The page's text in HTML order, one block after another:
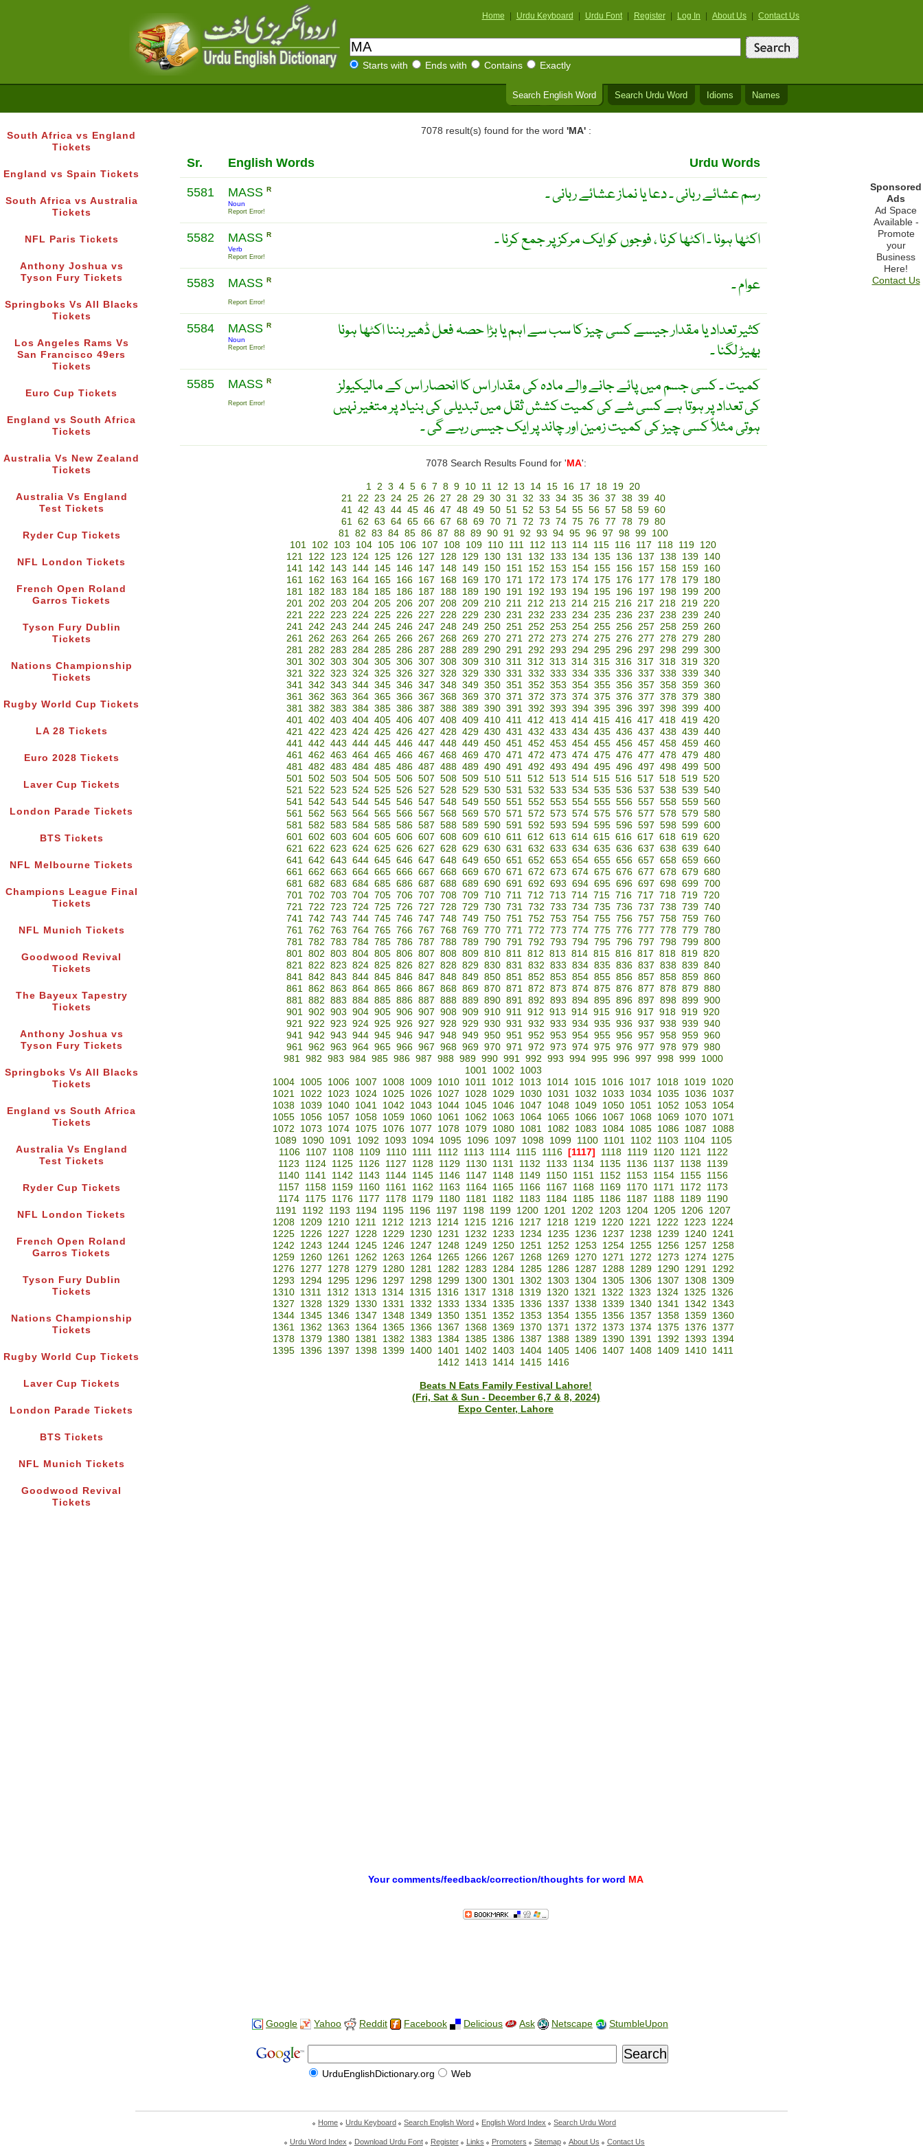
Home Urdu Keyboard Urdu Font Register Log In About Us Contact Us
Starts with Ends with Contains Exactly
Search English Word Search Urdu Word Idioms Names
South Africa vs England
Tickets
England vs Spain Tickets
South Africa vs Australia
Tickets
NFL Paris Tickets
Anthony Joshua vs
Tyson Fury Tickets
Springboks Vs All Blacks
Tickets
Los Angeles Rams Vs
San Francisco 49ers
Tickets
Euro Cup Tickets
England vs South Africa
Tickets
Australia Vs New Zealand
Tickets
Australia Vs England
Test Tickets
Ryder Cup Tickets
NFL London Tickets
French Open Roland
Garros Tickets
Tyson Fury Dublin
Tickets
Nations Championship
Tickets
Rugby World Cup Tickets
LA 28 Tickets
Euro 2028 Tickets
Laver Cup Tickets
London Parade Tickets
BTS Tickets
NFL Melbourne Tickets
Champions League Final
Tickets
NFL Munich Tickets
Goodwood Revival
Tickets
The Bayeux Tapestry
Tickets
Anthony Joshua vs
Tyson Fury Tickets
Springboks Vs All Blacks
Tickets
England vs South Africa
Tickets
Australia Vs England
Test Tickets
Ryder Cup Tickets
NFL London Tickets
French Open Roland
Garros Tickets
Tyson Fury Dublin
Tickets
Nations Championship
Tickets
Rugby World Cup Tickets
Laver Cup Tickets
London Parade Tickets
BTS Tickets
NFL Munich Tickets
Goodwood Revival
Tickets
7078 result(s) found for the word 'MA':
Sr. English Words Urdu Words
5581 MASS R
Noun
Report Error!
رسم عشائے ربانی ۔ دعا یا نماز عشائے ربانی ۔
5582 MASS R
Verb
Report Error!
اکٹھا ہونا ۔ اکٹھا کرنا ، فوجوں کو ایک مرکز پر جمع کرنا ۔
5583 MASS R
Report Error!
عوام ۔
5584 MASS R
Noun
Report Error!
کثیر تعداد یا مقدار جیسے کسی چیز کا سب سے اہم یا بڑا حصہ فعل ڈھیر بننا اکٹھا ہونا
بھیڑ لگنا ۔
5585 MASS R
Report Error!
کمیت ۔ کسی جسم میں پائے جانے والے مادہ کی مقدار اس کا انحصار اس کے مالیکیولز
کی تعداد پر ہوتا ہے کسی شے کی کمیت کشش ثقل میں تبدیلی کی بنیاد پر متغیر نہیں
ہوتی مثلاً کسی چیز کی کمیت زمین اور چاند پر ایک جیسی رہے گی ۔
7078 Search Results Found for ' MA':
1 2 3 4 5 6 7 8 9 10 11 12 13 14 15 16 17 18 19 20
21 22 23 24 25 26 27 28 29 30 31 32 33 34 35 36 37 38 39 40
41 42 43 44 45 46 47 48 49 50 51 52 53 54 55 56 57 58 59 60
61 62 63 64 65 66 67 68 69 70 71 72 73 74 75 76 77 78 79 80
81 82 83 84 85 86 87 88 89 90 91 92 93 94 95 96 97 98 99
100
101 102 103 104 105 106 107 108 109 110 111 112 113 114 115 116 117 118 119 120
121
122 123 124 125 126 127 128 129 130 131 132 133 134 135 136 137 138 139
140
141
142 143 144 145 146 147 148 149 150 151 152 153 154 155 156 157 158 159
160
161
162 163 164 165 166 167 168 169 170 171 172 173 174 175 176 177 178 179
180
181
182 183 184 185 186 187 188 189 190 191 192 193 194 195 196 197 198 199 200
201 202 203 204 205 206 207 208 209 210 211 212 213 214 215 216 217 218 219 220
221 222 223 224 225 226 227 228 229 230 231 232 233 234 235 236 237 238 239 240
241 242 243 244 245 246 247 248 249 250 251 252 253 254 255 256 257 258 259 260
261 262 263 264 265 266 267 268 269 270 271 272 273 274 275 276 277 278 279 280
281 282 283 284 285 286 287 288 289 290 291 292 293 294 295 296 297 298 299 300
301 302 303 304 305 306 307 308 309 310 311 312 313 314 315 316 317 318 319 320
321 322 323 324 325 326 327 328 329 330 331 332 333 334 335 336 337 338 339 340
341 342 343 344 345 346 347 348 349 350 351 352 353 354 355 356 357 358 359 360
361 362 363 364 365 366 367 368 369 370 371 372 373 374 375 376 377 378 379 380
381 382 383 384 385 386 387 388 389 390 391 392 393 394 395 396 397 398 399 400
401 402 403 404 405 406 407 408 409 410 411 412 413 414 415 416 417 418 419 420
421 422 423 424 425 426 427 428 429 430 431 432 433 434 435 436 437 438 439 440
441 442 443 444 445 446 447 448 449 450 451 452 453 454 455 456 457 458 459 460
461 462 463 464 465 466 467 468 469 470 471 472 473 474 475 476 477 478 479 480
481 482 483 484 485 486 487 488 489 490 491 492 493 494 495 496 497 498 499 500
501 502 503 504 505 506 507 508 509 510 511 512 513 514 515 516 517 518 519 520
521 522 523 524 525 526 527 528 529 530 531 532 533 534 535 536 537 538 539 540
541 542 543 544 545 546 547 548 549 550 551 552 553 554 555 556 557 558 559 560
561 562 563 564 565 566 567 568 569 570 571 572 573 574 575 576 577 578 579 580
581 582 583 584 585 586 587 588 589 590 591 592 593 594 595 596 597 598 599 600
601 602 603 604 605 606 607 608 609 610 611 612 613 614 615 616 617 618 619 620
621 622 623 624 625 626 627 628 629 630 631 632 633 634 635 636 637 638 639 640
641 642 643 644 645 646 647 648 649 650 651 652 653 654 655 656 657 658 659 660
661 662 663 664 665 666 667 668 669 670 671 672 673 674 675 676 677 678 679 680
681 682 683 684 685 686 687 688 689 690 691 692 693 694 695 696 697 698 699 700
701 702 703 704 705 706 707 708 709 710 711 712 713 714 715 716 717 718 719 720
721 722 723 724 725 726 727 728 729 730 731 732 733 734 735 736 737 738 739 740
741 742 743 744 745 746 747 748 749 750 751 752 753 754 755 756 757 758 759 760
761 762 763 764 765 766 767 768 769 770 771 772 773 774 775 776 777 778 779 780
781 782 783 784 785 786 787 788 789 790 791 792 793 794 795 796 797 798 799 800
801 802 803 804 805 806 807 808 809 810 811 812 813 814 815 816 817 818 819 820
821 822 823 824 825 826 827 828 829 830 831 832 833 834 835 836 837 838 839 840
841 842 843 844 845 846 847 848 849 850 851 852 853 854 855 856 857 858 859 860
861 862 863 864 865 866 867 868 869 870 871 872 873 874 875 876 877 878 879 880
881 882 883 884 885 886 887 888 889 890 891 892 893 894 895 896 897 898 899 900
901 902 903 904 905 906 907 908 909 910 911 912 913 914 915 916 917 918 919 920
921 922 923 924 925 926 927 928 929 930 931 932 933 934 935 936 937 938 939 940
941 942 943 944 945 946 947 948 949 950 951 952 953 954 955 956 957 958 959 960
961 962 963 964 965 966 967 968 969 970 971 972 973 974 975 976 977 978 979 980
981 982 983 984 985 986 987 988 989 990 991 992 993 994 995 996 997 998 999
1000
1001
1002
1003
1004 1005 1006 1007 1008 1009 1010 1011 1012 1013 1014 1015 1016 1017 1018 1019 1020
1021
1022 1023 1024 1025 1026 1027 1028 1029 1030 1031 1032 1033 1034 1035 1036
1037
1038
1039 1040 1041 1042 1043 1044 1045 1046 1047 1048 1049 1050 1051 1052 1053
1054
1055
1056 1057 1058 1059 1060 1061 1062 1063 1064 1065 1066 1067 1068 1069 1070
1071
1072
1073 1074 1075 1076 1077 1078 1079 1080 1081 1082 1083 1084 1085 1086 1087
1088
1089
1090 1091 1092 1093 1094 1095 1096 1097 1098 1099 1100 1101 1102 1103 1104
1105
1106
1107 1108 1109 1110 1111 1112 1113 1114 1115 1116 [1117] 1118 1119 1120 1121
1122
1123
1124 1125 1126 1127 1128 1129 1130 1131 1132 1133 1134 1135 1136 1137 1138 1139
1140 1141 1142 1143 1144 1145 1146 1147 1148 1149 1150 1151 1152 1153 1154 1155 1156
1157
1158 1159 1160 1161 1162 1163 1164 1165 1166 1167 1168 1169 1170 1171 1172
1173
1174 1175 1176 1177 1178 1179 1180 1181 1182 1183 1184 1185 1186 1187 1188 1189 1190
1191 1192 1193 1194 1195 1196 1197 1198 1199 1200 1201 1202 1203 1204 1205 1206 1207
1208 1209 1210 1211 1212 1213 1214 1215 1216 1217 1218 1219 1220 1221 1222 1223
1224
1225
1226 1227 1228 1229 1230 1231 1232 1233 1234 1235 1236 1237 1238 1239 1240
1241
1242
1243 1244 1245 1246 1247 1248 1249 1250 1251 1252 1253 1254 1255 1256 1257
1258
1259
1260 1261 1262 1263 1264 1265 1266 1267 1268 1269 1270 1271 1272 1273 1274
1275
1276
1277 1278 1279 1280 1281 1282 1283 1284 1285 1286 1287 1288 1289 1290 1291
1292
1293
1294 1295 1296 1297 1298 1299 1300 1301 1302 1303 1304 1305 1306 1307 1308
1309
1310 1311 1312 1313 1314 1315 1316 1317 1318 1319 1320 1321 1322 1323 1324 1325 1326
1327
1328 1329 1330 1331 1332 1333 1334 1335 1336 1337 1338 1339 1340 1341 1342
1343
1344
1345 1346 1347 1348 1349 1350 1351 1352 1353 1354 1355 1356 1357 1358 1359
1360
1361
1362 1363 1364 1365 1366 1367 1368 1369 1370 1371 1372 1373 1374 1375 1376
1377
1378
1379 1380 1381 1382 1383 1384 1385 1386 1387 1388 1389 1390 1391 1392 1393
1394
1395 1396 1397 1398 1399 1400 1401 1402 1403 1404 1405 1406 1407 1408 1409 1410 1411
1412
1413 1414 1415 1416
Beats N Eats Family Festival Lahore!
(Fri, Sat & Sun - December 6,7 & 8, 2024)
Expo Center, Lahore
Your comments/feedback/correction/thoughts for word MA
Sponsored
Ads
Ad Space
Available -
Promote
your
Business
Here!
Contact Us
Google Yahoo Reddit Facebook Delicious Ask Netscape StumbleUpon
UrduEnglishDictionary.org Web
Home Urdu Keyboard Search English Word English Word Index Search Urdu Word
Urdu Word Index Download Urdu Font Register Links Promoters Sitemap About Us Contact Us